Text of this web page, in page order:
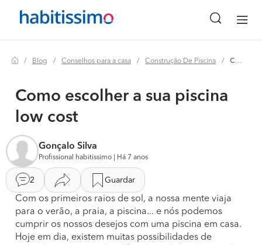
Blog Conselhos para a casa Construção De Piscina Como escolher a sua piscina low cost
Como escolher a sua piscina
low cost
Gonçalo Silva
Profissional habitissimo | Há 7 anos
2 Guardar
Com os primeiros raios de sol, a nossa mente viaja
para o verão, a praia, a piscina... e nós podemos
cumprir os nossos desejos com uma piscina em casa.
Hoje em dia, existem muitas possibilidades de